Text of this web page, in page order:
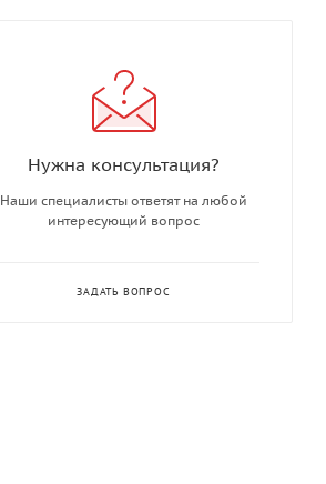
Нужна консультация?
Наши специалисты ответят на любой
интересующий вопрос
ЗАДАТЬ ВОПРОС